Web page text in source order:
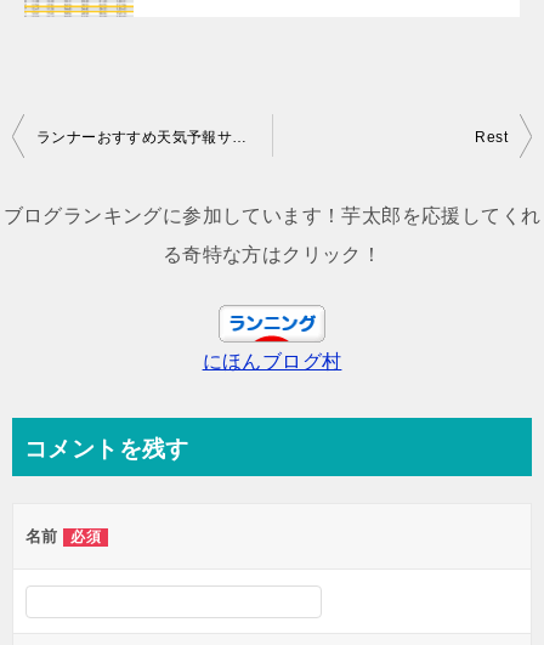
投
ナ
ン
ランナーおすすめ天気予報サイトと気温10℃マラソン大会、ランニングウェア。 Rest
ブログランキングに参加しています！芋太郎を応援してくれ
る奇特な方はクリック！
にほんブログ村
コメントを残す
名前 必須